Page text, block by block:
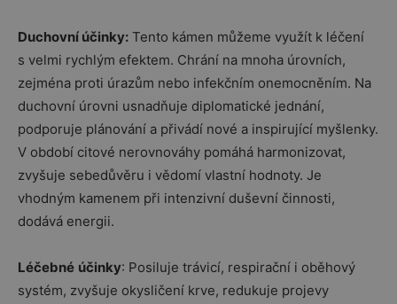
Duchovní účinky: Tento kámen můžeme využít k léčení
s velmi rychlým efektem. Chrání na mnoha úrovních,
zejména proti úrazům nebo infekčním onemocněním. Na
duchovní úrovni usnadňuje diplomatické jednání,
podporuje plánování a přivádí nové a inspirující myšlenky.
V období citové nerovnováhy pomáhá harmonizovat,
zvyšuje sebedůvěru i vědomí vlastní hodnoty. Je
vhodným kamenem při intenzivní duševní činnosti,
dodává energii.
Léčebné účinky: Posiluje trávicí, respirační i oběhový
systém, zvyšuje okysličení krve, redukuje projevy